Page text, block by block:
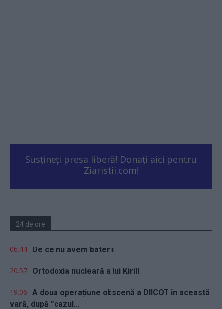
Susțineți presa liberă! Donați aici pentru
Ziaristii.com!
24 de ore
06.44 De ce nu avem baterii
20.57 Ortodoxia nucleară a lui Kirill
19.06 A doua operațiune obscenă a DIICOT în această
vară, după ”cazul...